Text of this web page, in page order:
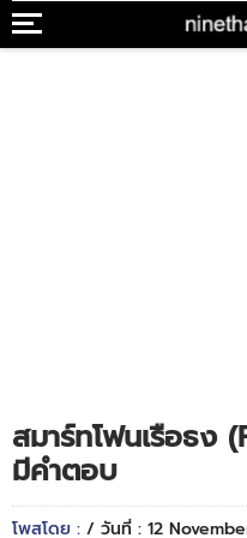
สมาร์ทโฟนเรือธง
มีคำตอบ
โพสโดย : / วันที่ : 12